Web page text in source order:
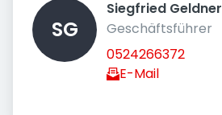
SG
Siegfried Geldner
Geschäftsführer
0524266372
E-Mail